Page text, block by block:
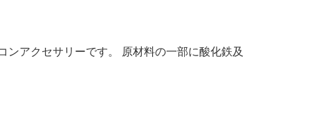
アクセサリーです。 原材料の一部に酸化鉄及